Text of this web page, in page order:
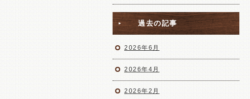
過去の記事
2026年6月
2026年4月
2026年2月